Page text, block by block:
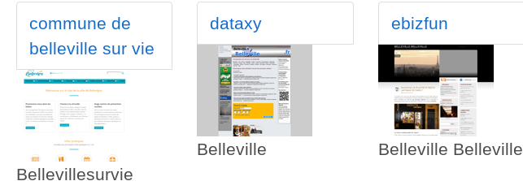
commune de
belleville sur vie
Bellevillesurvie
dataxy
Belleville
ebizfun
Belleville Belleville